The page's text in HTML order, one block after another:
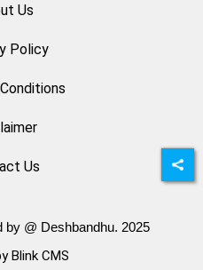
Us
Policy
Us
@ Deshbandhu. 2025
Blink CMS